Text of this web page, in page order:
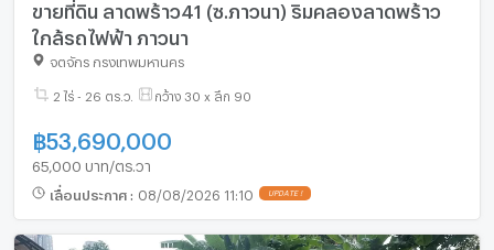
ขายที่ดิน ลาดพร้าว41 (ซ.ภาวนา) ริมคลองลาดพร้าว
ใกล้รถไฟฟ้า ภาวนา
จตุจักร กรุงเทพมหานคร
2 ไร่ - 26 ตร.ว. กว้าง 30 x ลึก 90
฿53,690,000
65,000 บาท/ตร.วา
เลื่อนประกาศ : 08/08/2026 11:10 UPDATE !